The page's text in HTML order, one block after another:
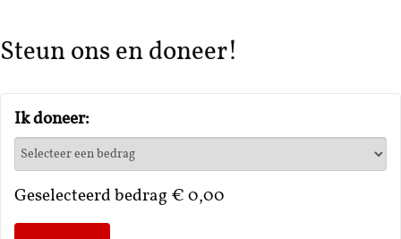
Steun ons en doneer!
Ik doneer:
Geselecteerd bedrag € 0,00